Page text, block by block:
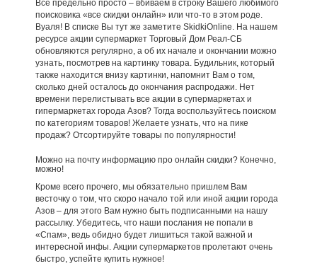
Все предельно просто – вбиваем в строку Вашего любимого
поисковика «все скидки онлайн» или что-то в этом роде.
Вуаля! В списке Вы тут же заметите SkidkiOnline. На нашем
ресурсе акции супермаркет Торговый Дом Реал-СБ
обновляются регулярно, а об их начале и окончании можно
узнать, посмотрев на картинку товара. Будильник, который
также находится внизу картинки, напомнит Вам о том,
сколько дней осталось до окончания распродажи. Нет
времени перелистывать все акции в супермаркетах и
гипермаркетах города Азов? Тогда воспользуйтесь поиском
по категориям товаров! Желаете узнать, что на пике
продаж? Отсортируйте товары по популярности!
Можно на почту информацию про онлайн скидки? Конечно,
можно!
Кроме всего прочего, мы обязательно пришлем Вам
весточку о том, что скоро начало той или иной акции города
Азов – для этого Вам нужно быть подписанными на нашу
рассылку. Убедитесь, что наши послания не попали в
«Спам», ведь обидно будет лишиться такой важной и
интересной инфы. Акции супермаркетов пролетают очень
быстро, успейте купить нужное!